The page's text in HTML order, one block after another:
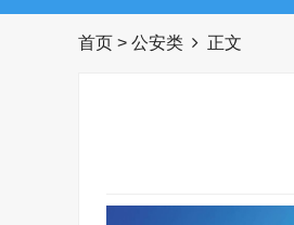
首页 > 公安类 正文